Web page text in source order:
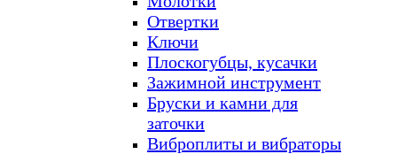
Отвертки
Ключи
Плоскогубцы, кусачки
Зажимной инструмент
Бруски и камни для
заточки
Виброплиты и вибраторы